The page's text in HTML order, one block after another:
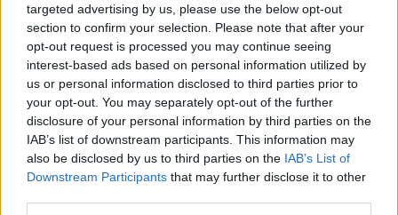
targeted advertising by us, please use the below opt-out
section to confirm your selection. Please note that after your
opt-out request is processed you may continue seeing
interest-based ads based on personal information utilized by
us or personal information disclosed to third parties prior to
your opt-out. You may separately opt-out of the further
disclosure of your personal information by third parties on the
IAB’s list of downstream participants. This information may
also be disclosed by us to third parties on the IAB’s List of
Downstream Participants that may further disclose it to other
Più forte dei trofei: l’orgoglio per una
mentalità vincente
Nel suo commosso congedo,Glasnerha voluto spostare
l’accento oltre il luccichio delle medaglie: “Nel calcio tutto
ruota intorno ai risultati, ma i trofei non sono la cosa che mi
rende più fiero.Ciò di cui sono più orgoglioso è
l’unione che abbiamo creato tra spogliatoio, staff,
dirigenza e tifosi . Porto con me l’atmosfera, l’intensità e il
rumore di Selhurst Park. Abbiamo plasmato una mentalità